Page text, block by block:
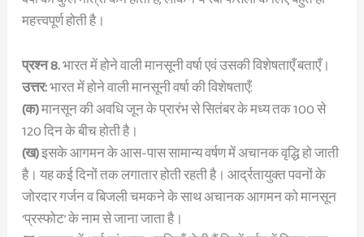
महत्त्वपूर्ण होती है।
प्रश्न 8.भारत में होने वाली मानसूनी वर्षा एवं उसकी विशेषताएँ बताएँ।
उत्तर:भारत में होने वाली मानसूनी वर्षा की विशेषताएँ:
(क)मानसून की अवधि जून के प्रारंभ से सितंबर के मध्य तक 100 से
120 दिन के बीच होती है।
(ख)इसके आगमन के आस-पास सामान्य वर्षण में अचानक वृद्धि हो जाती
है। यह कई दिनों तक लगातार होती रहती है। आर्द्रतायुक्त पवनों के
जोरदार गर्जन व बिजली चमकने के साथ अचानक आगमन को मानसून
‘प्रस्फोट’ के नाम से जाना जाता है।